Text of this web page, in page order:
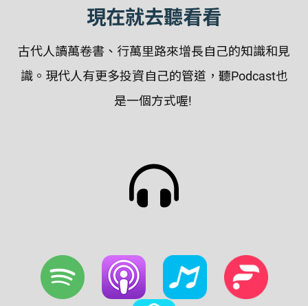
現在就去聽看看
古代人讀萬卷書、行萬里路來增長自己的知識和見
識。現代人有更多投資自己的管道，聽Podcast也
是一個方式喔!